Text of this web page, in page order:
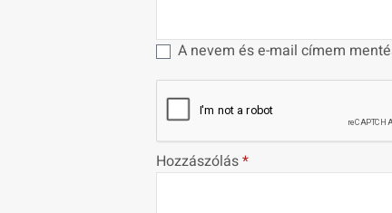
A nevem és e-mail címem
Hozzászólás*